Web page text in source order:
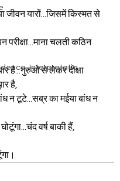
Interpretatio
जीवन यारों...जिसमें किस्मत से
परीक्षा...माना चलती कठिन
है...गुरुओं से लेकर दीक्षा
है,
न टूटे...सब्र का मईया बांध न
वर्ष बाकी हैं,